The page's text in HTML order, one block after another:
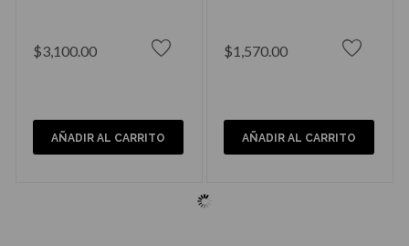
$3,100.00
AÑADIR AL CARRITO
$1,570.00
AÑADIR AL CARRITO